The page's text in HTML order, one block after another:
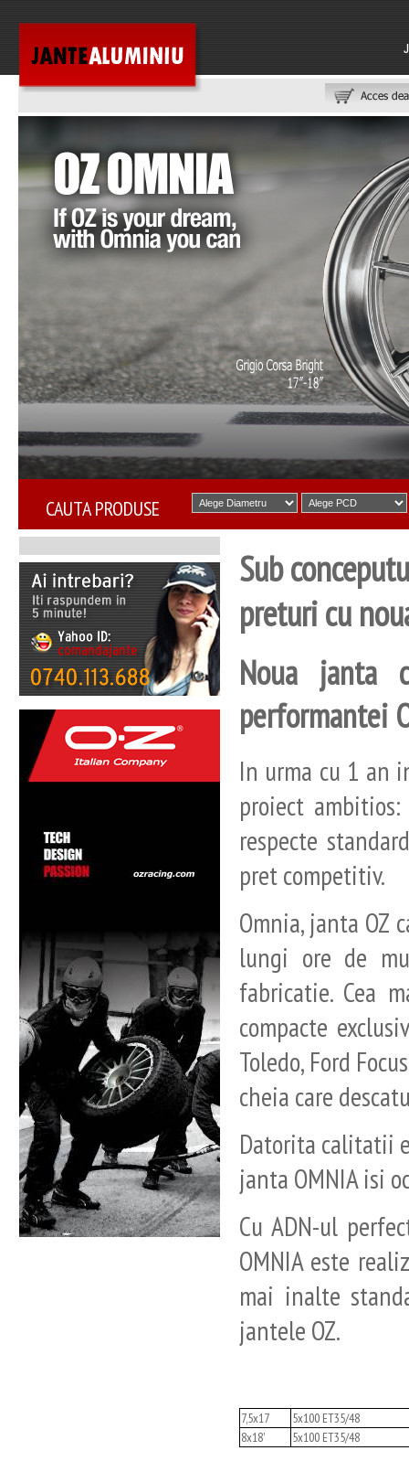
CAUTA PRODUSE
Sub
preturi cu
Noua janta
performantei
In urma cu 1 an
proiect
respecte
pret competitiv.
Omnia, janta OZ
lungi ore de
fabricatie. Cea
compacte
Toledo, Ford
cheia care
Datorita calitatii
janta OMNIA isi
Cu ADN-ul
OMNIA este
mai inalte
jantele OZ.
7,5x17
5x100 ET35/48
8x18'
5x100 ET35/48